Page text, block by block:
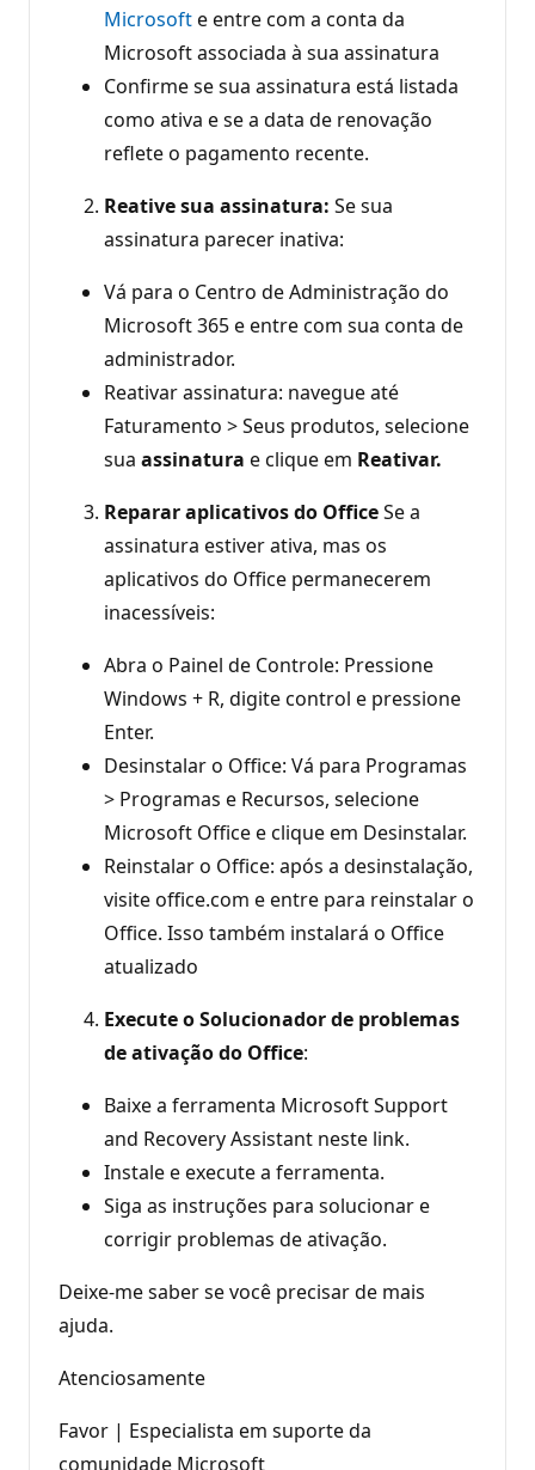
Microsofte entre com a conta da
Microsoft associada à sua assinatura
Confirme se sua assinatura está listada
como ativa e se a data de renovação
reflete o pagamento recente.
Reative sua assinatura: Se sua
assinatura parecer inativa:
Vá para o Centro de Administração do
Microsoft 365 e entre com sua conta de
administrador.
Reativar assinatura: navegue até
Faturamento > Seus produtos, selecione
sua assinatura e clique em Reativar.
Reparar aplicativos do OfficeSe a
assinatura estiver ativa, mas os
aplicativos do Office permanecerem
inacessíveis:
Abra o Painel de Controle: Pressione
Windows + R, digite control e pressione
Enter.
Desinstalar o Office: Vá para Programas
> Programas e Recursos, selecione
Microsoft Office e clique em Desinstalar.
Reinstalar o Office: após a desinstalação,
visite office.com e entre para reinstalar o
Office. Isso também instalará o Office
atualizado
Execute o Solucionador de problemas
de ativação do Office:
Baixe a ferramenta Microsoft Support
and Recovery Assistant neste link.
Instale e execute a ferramenta.
Siga as instruções para solucionar e
corrigir problemas de ativação.
Deixe-me saber se você precisar de mais
ajuda.
Atenciosamente
Favor | Especialista em suporte da
comunidade Microsoft